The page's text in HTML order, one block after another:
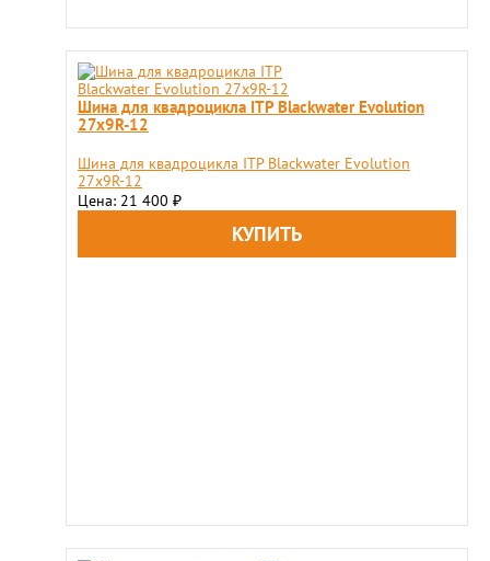
Шина для квадроцикла ITP Blackwater Evolution
27x9R-12
Шина для квадроцикла ITP Blackwater Evolution
27x9R-12
Цена: 21 400 ₽